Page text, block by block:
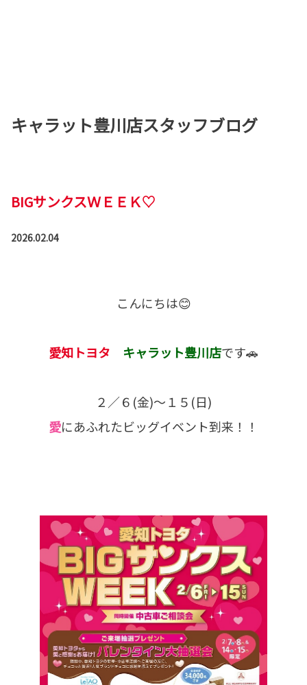
キャラット豊川店スタッフブログ
BIGサンクスＷＥＥＫ♡
2026.02.04
こんにちは😊
愛知トヨタ キャラット豊川店です🚗
２／６(金)～１５(日)
愛にあふれたビッグイベント到来！！